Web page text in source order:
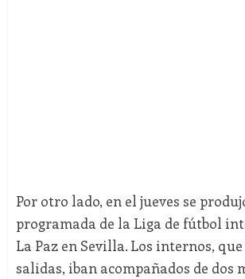
Por otro lado, en el jueves se
programada de la Liga de fútbol
La Paz en Sevilla. Los internos,
salidas, iban acompañados de